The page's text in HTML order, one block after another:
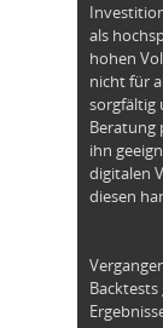
als
hohen
nicht für
sorgfältig
Beratung
ihn
digitalen
diesen